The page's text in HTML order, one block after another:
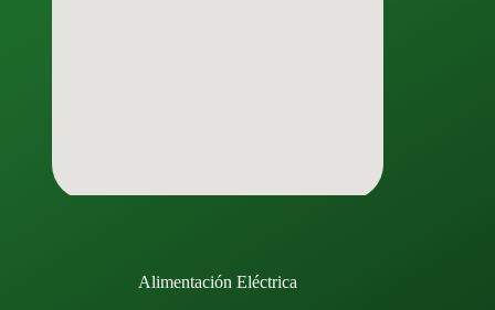
Alimentación Eléctrica